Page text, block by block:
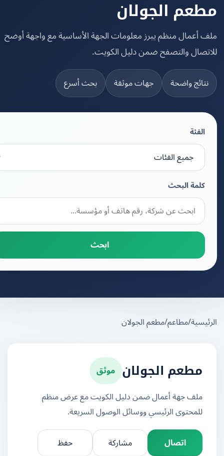
الجولان
منظم يبرز معلومات الجهة الأساسية مع واجهة أوضح
والتصفح ضمن دليل الكويت.
واضحة جهات موثقة بحث أسرع
كلمة البحث
ابحث
/مطاعم/مطعم الجولان
مطعم الجولان موثق
ملف جهة أعمال ضمن دليل الكويت مع عرض منظم
للمحتوى الرئيسي ووسائل الوصول السريعة.
اتصال
مشاركة